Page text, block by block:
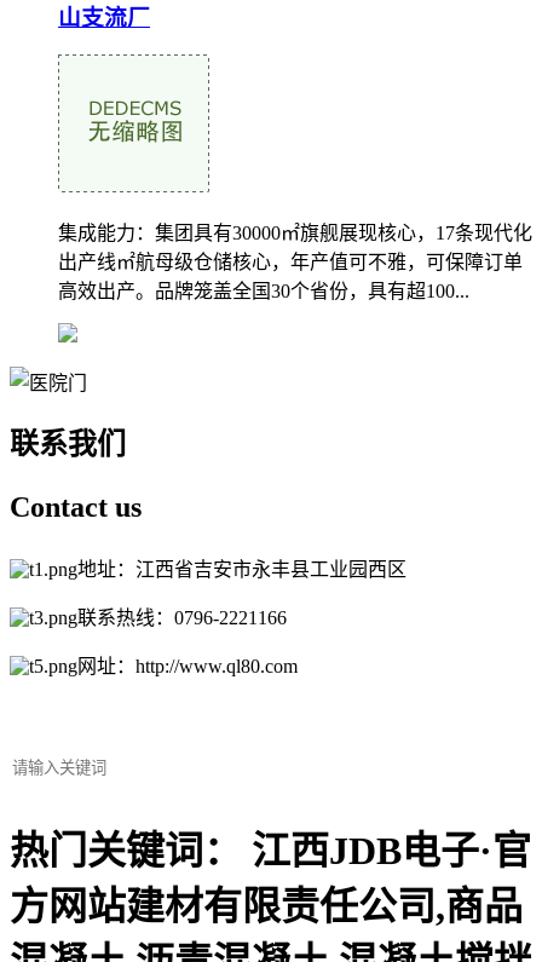
山支流厂
集成能力：集团具有30000㎡旗舰展现核心，17条现代化
出产线㎡航母级仓储核心，年产值可不雅，可保障订单
高效出产。品牌笼盖全国30个省份，具有超100...
联系我们
Contact us
地址：江西省吉安市永丰县工业园西区
联系热线：0796-2221166
网址：http://www.ql80.com
热门关键词： 江西JDB电子·官
方网站建材有限责任公司,商品